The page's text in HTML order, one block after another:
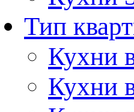
Тип
Кухни
Кухни